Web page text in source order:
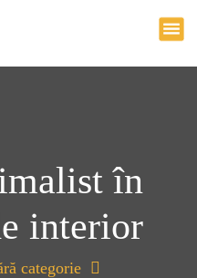
în
interior
categorie